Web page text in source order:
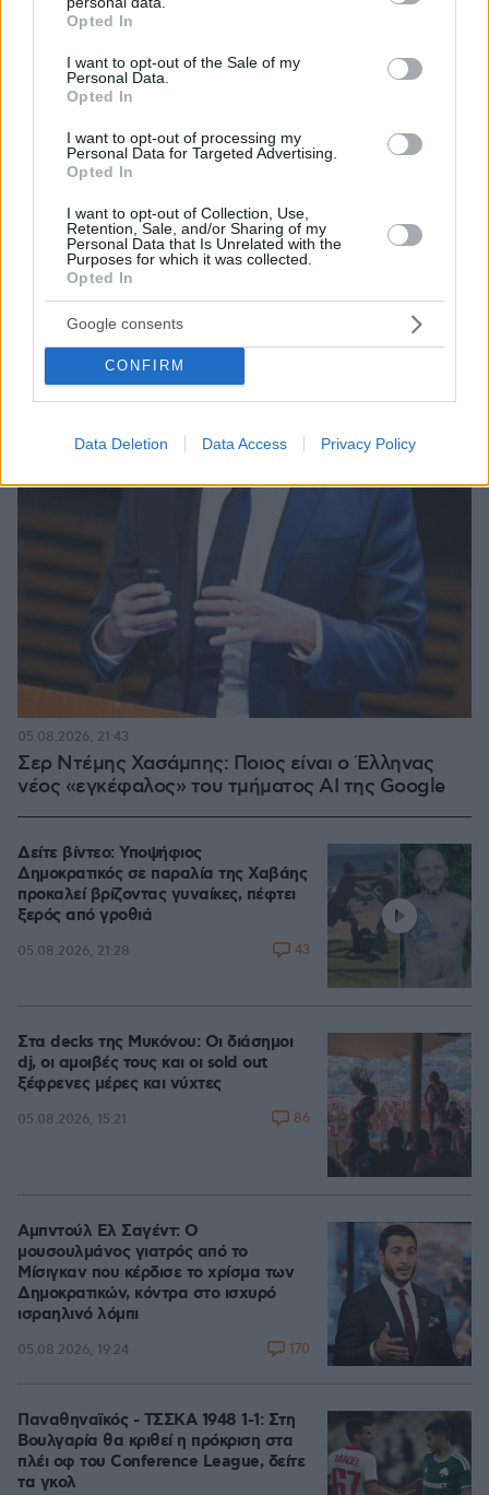
grant or deny consent to Google and its third-party tags to
use your data for below specified purposes in below Google
consent section.
Opted In
I want to opt-out of the Sale of my
Personal Data.
Opted In
I want to opt-out of processing my
Personal Data for Targeted Advertising.
Opted In
I want to opt-out of Collection, Use,
Retention, Sale, and/or Sharing of my
Personal Data that Is Unrelated with the
Purposes for which it was collected.
Opted In
Google consents
CONFIRM
Data Deletion Data Access Privacy Policy
Ζευγάρι Βρετανών με 3 παιδιά πούλησαν τα πάντα
για να αγοράσουν σπίτι στην Αιγιάλεια,
καταστράφηκε από την πυρκαγιά λίγο πριν
μετακομίσουν, φωτογραφίες
Σερ Ντέμης Χασάμπης: Ποιος είναι ο Έλληνας
νέος «εγκέφαλος» του τμήματος AI της Google
05.08.2026, 21:43
Δείτε βίντεο: Υποψήφιος
Δημοκρατικός σε παραλία της Χαβάης
προκαλεί βρίζοντας γυναίκες, πέφτει
ξερός από γροθιά
05.08.2026, 21:28 43
Στα decks της Μυκόνου: Οι διάσημοι
dj, οι αμοιβές τους και οι sold out
ξέφρενες μέρες και νύχτες
05.08.2026, 15:21 86
Αμπντούλ Ελ Σαγέντ: Ο
μουσουλμάνος γιατρός από το
Μίσιγκαν που κέρδισε το χρίσμα των
Δημοκρατικών, κόντρα στο ισχυρό
ισραηλινό λόμπι
05.08.2026, 19:24 170
Παναθηναϊκός - ΤΣΣΚΑ 1948 1-1: Στη
Βουλγαρία θα κριθεί η πρόκριση στα
πλέι οφ του Conference League, δείτε
τα γκολ